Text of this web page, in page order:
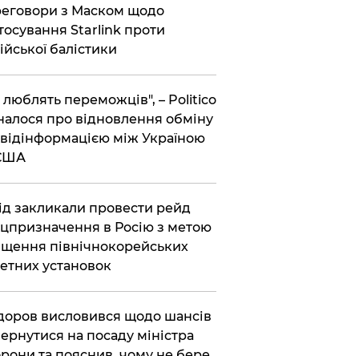
з Маском щодо
Starlink проти
балістики
люблять переможців", – Politico
про відновлення обміну
між Україною
закликали провести рейд
в Росію з метою
північнокорейських
установок
висловився щодо шансів
на посаду міністра